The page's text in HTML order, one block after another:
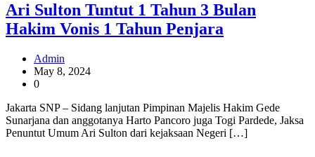
Ari Sulton Tuntut 1 Tahun 3 Bulan
Hakim Vonis 1 Tahun Penjara
Admin
May 8, 2024
0
Jakarta SNP – Sidang lanjutan Pimpinan Majelis Hakim Gede
Sunarjana dan anggotanya Harto Pancoro juga Togi Pardede, Jaksa
Penuntut Umum Ari Sulton dari kejaksaan Negeri […]